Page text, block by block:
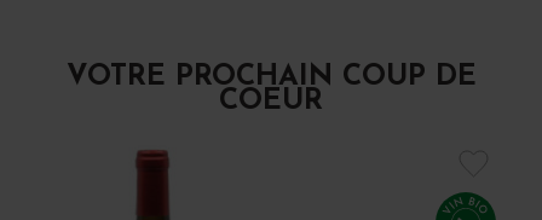
VOTRE PROCHAIN COUP DE
COEUR